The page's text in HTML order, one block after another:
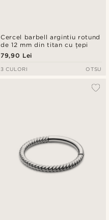
Cercel barbell argintiu rotund
de 12 mm din titan cu țepi
79,90 Lei
3 CULORI OTSU